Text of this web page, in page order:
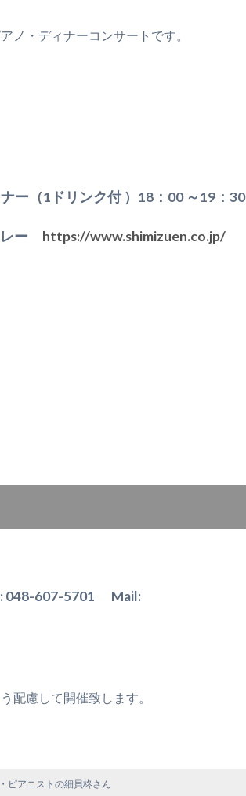
ノ・ディナーコンサートです。
（1ドリンク付 ）18：00 ～19：30
レー https://www.shimizuen.co.jp/
048-607-5701 Mail:
配慮して開催致します。
ピアニストの細貝柊さん